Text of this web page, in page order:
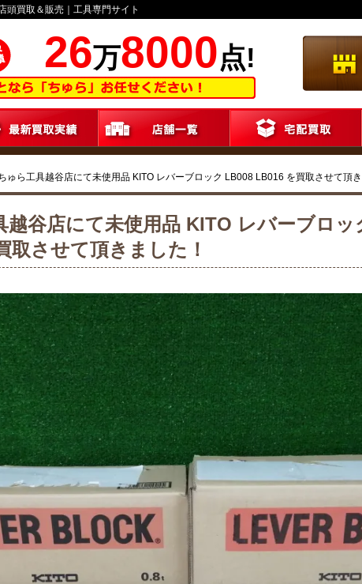
買取＆販売｜工具専門サイト
26万8000点!
ゅら工具越谷店にて未使用品 KITO レバーブロック LB008 LB016 を買取させて頂き
越谷店にて未使用品 KITO レバーブロッ
取させて頂きました！